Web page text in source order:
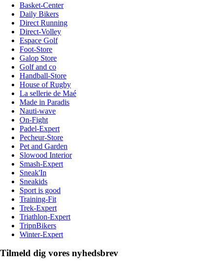
Basket-Center
Daily Bikers
Direct Running
Direct-Volley
Espace Golf
Foot-Store
Galop Store
Golf and co
Handball-Store
House of Rugby
La sellerie de Maé
Made in Paradis
Nauti-wave
On-Fight
Padel-Expert
Pecheur-Store
Pet and Garden
Slowood Interior
Smash-Expert
Sneak'In
Sneakids
Sport is good
Training-Fit
Trek-Expert
Triathlon-Expert
TripnBikers
Winter-Expert
Tilmeld dig vores nyhedsbrev